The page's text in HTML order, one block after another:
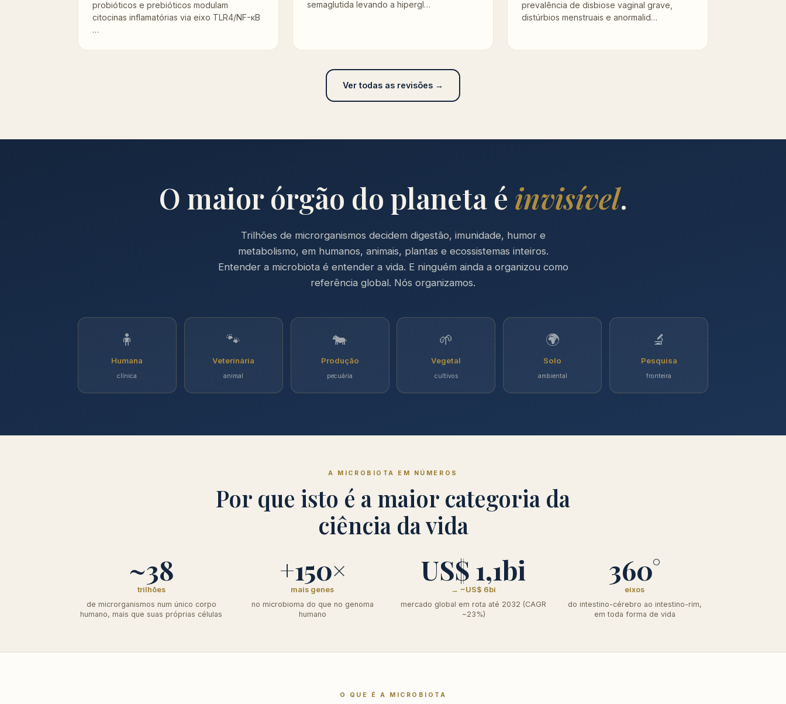
probióticos e prebióticos modulam
citocinas inflamatórias via eixo TLR4/NF-κB
…
semaglutida levando a hipergl…
prevalência de disbiose vaginal grave,
distúrbios menstruais e anormalid…
Ver todas as revisões →
O maior órgão do planeta é invisível.
Trilhões de microrganismos decidem digestão, imunidade, humor e
metabolismo, em humanos, animais, plantas e ecossistemas inteiros.
Entender a microbiota é entender a vida. E ninguém ainda a organizou como
referência global. Nós organizamos.
🧍
Humana
clínica
🐾
Veterinária
animal
🐄
Produção
pecuária
🌱
Vegetal
cultivos
🌍
Solo
ambiental
🔬
Pesquisa
fronteira
A MICROBIOTA EM NÚMEROS
Por que isto é a maior categoria da
ciência da vida
~38
trilhões
de microrganismos num único corpo
humano, mais que suas próprias células
+150×
mais genes
no microbioma do que no genoma
humano
US$ 1,1bi
→ ~US$ 6bi
mercado global em rota até 2032 (CAGR
~23%)
360°
eixos
do intestino-cérebro ao intestino-rim,
em toda forma de vida
O QUE É A MICROBIOTA